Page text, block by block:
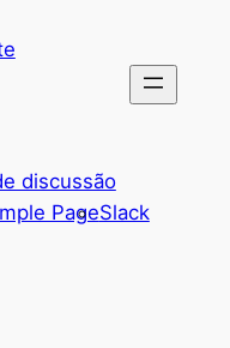
discussão
PageSlack